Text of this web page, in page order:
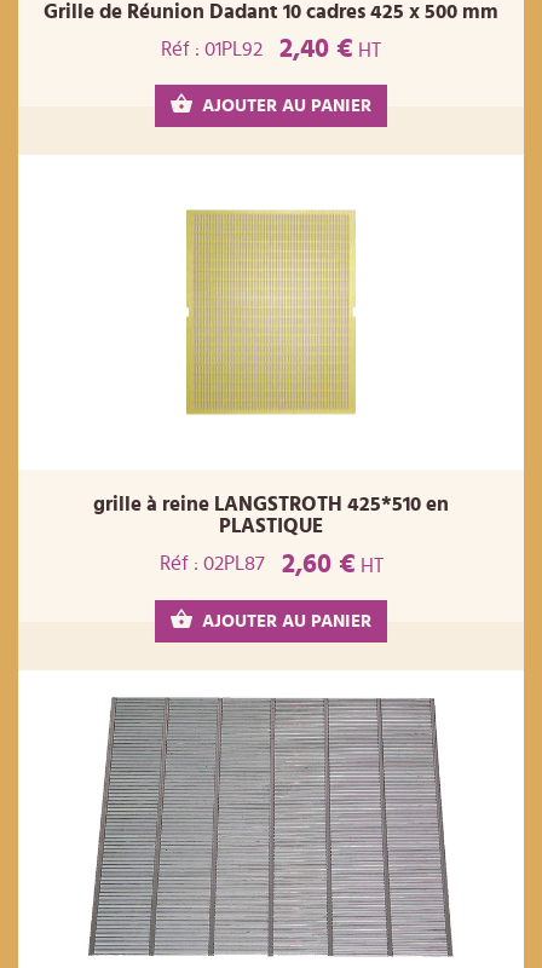
Grille de Réunion Dadant 10 cadres 425 x 500 mm
Réf : 01PL92
2,40 € HT
AJOUTER AU PANIER
grille à reine LANGSTROTH 425*510 en
PLASTIQUE
Réf : 02PL87
2,60 € HT
AJOUTER AU PANIER